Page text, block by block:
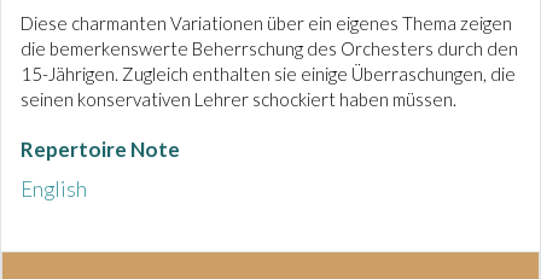
Diese charmanten Variationen über ein eigenes Thema zeigen
die bemerkenswerte Beherrschung des Orchesters durch den
15-Jährigen. Zugleich enthalten sie einige Überraschungen, die
seinen konservativen Lehrer schockiert haben müssen.
Repertoire Note
English